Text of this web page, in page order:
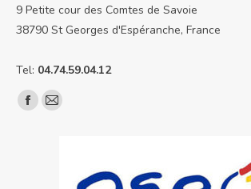
9 Petite cour des Comtes de Savoie
38790 St Georges d'Espéranche, France
Tel: 04.74.59.04.12
Trouvez nous sur :
La
La